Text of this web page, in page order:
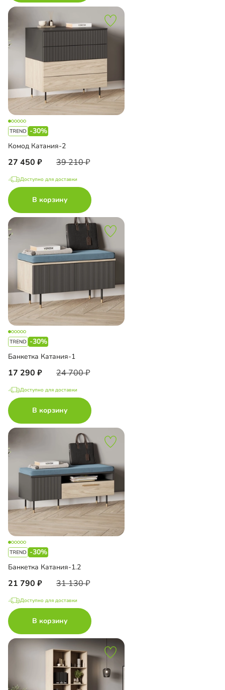
-30%
Комод Катания-2
27 450 39 210
Доступно для доставки
В корзину
-30%
Банкетка Катания-1
17 290 24 700
Доступно для доставки
В корзину
-30%
Банкетка Катания-1.2
21 790 31 130
Доступно для доставки
В корзину